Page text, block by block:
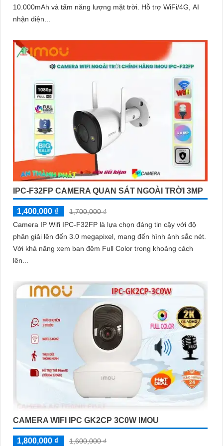
10.000mAh và tấm năng lượng mặt trời. Hỗ trợ WiFi/4G, AI
nhận diện...
IPC-F32FP CAMERA QUAN SÁT NGOÀI TRỜI 3MP
1,400,000 ₫
1,700,000 ₫
Camera IP Wifi IPC-F32FP là lựa chọn đáng tin cậy với độ
phân giải lên đến 3.0 megapixel, mang đến hình ảnh sắc nét.
Với khả năng xem ban đêm Full Color trong khoảng cách
lên...
CAMERA WIFI IPC GK2CP 3C0W IMOU
1,800,000 ₫
1,600,000 ₫